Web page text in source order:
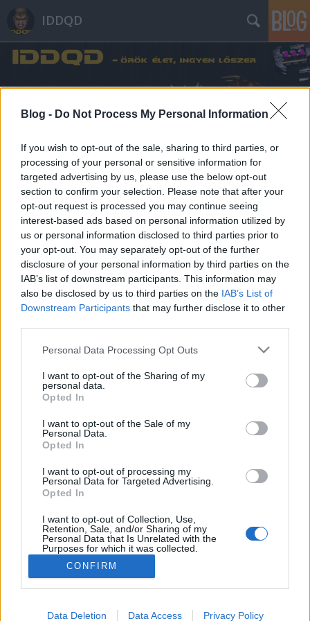
Blog - Do Not Process My Personal Information
If you wish to opt-out of the sale, sharing to third parties, or
processing of your personal or sensitive information for
targeted advertising by us, please use the below opt-out
section to confirm your selection. Please note that after your
opt-out request is processed you may continue seeing
interest-based ads based on personal information utilized by
us or personal information disclosed to third parties prior to
your opt-out. You may separately opt-out of the further
disclosure of your personal information by third parties on the
IAB’s list of downstream participants. This information may
also be disclosed by us to third parties on the IAB’s List of
Downstream Participants that may further disclose it to other
Please note that this website/app uses one or more Google
not limited to your visit or usage behaviour. You may click to
grant or deny consent to Google and its third-party tags to
use your data for below specified purposes in below Google
consent section.
Personal Data Processing Opt Outs
I want to opt-out of the Sharing of my
personal data.
Opted In
I want to opt-out of the Sale of my
Personal Data.
Opted In
I want to opt-out of processing my
Personal Data for Targeted Advertising.
Opted In
I want to opt-out of Collection, Use,
Retention, Sale, and/or Sharing of my
Personal Data that Is Unrelated with the
Purposes for which it was collected.
Opted Out
Google consents
I want to allow Google to enable storage
CONFIRM
Data Deletion Data Access Privacy Policy
IDDQD
Címkék»kvarcjáték
Játssz böngészőben régi
kvarcjátékokkal!
Stöki •2012. december 16.
Gondolom, a blog olvasói közül többeknek
meghatározó gyerekkori játéka volt a Nintendo
Game & Watch sorozata, illetve azok klónjai – bár
annak idején mi csak kvarcjáték néven ismertük
ezeket. Nekem egy elég béna gépem volt
(tyúkanyóval kellett elkergetni a kiscsibékre…
Milyen lenne egy God of War
kvarcjáték?
2010. május 15.
Kábé ilyen. Kratos krumplifejű emberke lenne, az
animáció illúzióját csak az előre rögzített helyen levő
állóképek közi váltás teremtené meg, és persze
monokróm lenne az egész. Viszont a brutális
kivégzések egy ilyen idejétmúlt Kratosnak is
járnának. Vicces kis…